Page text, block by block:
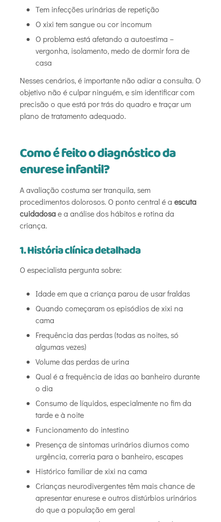
Tem infecções urinárias de repetição
O xixi tem sangue ou cor incomum
O problema está afetando a autoestima –
vergonha, isolamento, medo de dormir fora de
casa
Nesses cenários, é importante não adiar a consulta. O
objetivo não é culpar ninguém, e sim identificar com
precisão o que está por trás do quadro e traçar um
plano de tratamento adequado.
Como é feito o diagnóstico da
enurese infantil?
A avaliação costuma ser tranquila, sem
procedimentos dolorosos. O ponto central é a escuta
cuidadosae a análise dos hábitos e rotina da
criança.
1. História clínica detalhada
O especialista pergunta sobre:
Idade em que a criança parou de usar fraldas
Quando começaram os episódios de xixi na
cama
Frequência das perdas (todas as noites, só
algumas vezes)
Volume das perdas de urina
Qual é a frequência de idas ao banheiro durante
o dia
Consumo de líquidos, especialmente no fim da
tarde e à noite
Funcionamento do intestino
Presença de sintomas urinários diurnos como
urgência, correria para o banheiro, escapes
Histórico familiar de xixi na cama
Crianças neurodivergentes têm mais chance de
apresentar enurese e outros distúrbios urinários
do que a população em geral